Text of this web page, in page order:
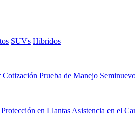
SUVs Híbridos
Cotización Prueba de Manejo
Protección en Llantas Asistencia en el